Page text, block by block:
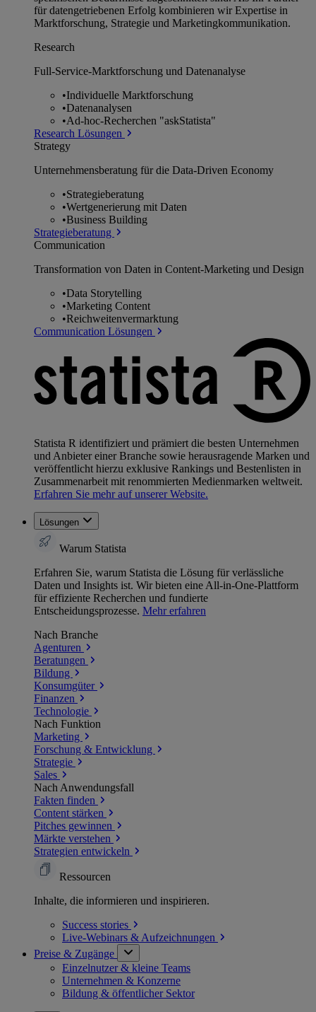
für datengetriebenen Erfolg kombinieren wir Expertise in
Marktforschung, Strategie und Marketingkommunikation.
Research
Full-Service-Marktforschung und Datenanalyse
•Individuelle Marktforschung
•Datenanalysen
•Ad-hoc-Recherchen "askStatista"
Research Lösungen
Strategy
Unternehmens­beratung für die Data-Driven Economy
•Strategieberatung
•Wertgenerierung mit Daten
•Business Building
Strategieberatung
Communication
Transformation von Daten in Content-Marketing und Design
•Data Storytelling
•Marketing Content
•Reichweitenvermarktung
Communication Lösungen
Statista R identifiziert und prämiert die besten Unternehmen
und Anbieter einer Branche sowie herausragende Marken und
veröffentlicht hierzu exklusive Rankings und Bestenlisten in
Zusammenarbeit mit renommierten Medienmarken weltweit.
Erfahren Sie mehr auf unserer Website.
Lösungen
Warum Statista
Erfahren Sie, warum Statista die Lösung für verlässliche
Daten und Insights ist. Wir bieten eine All-in-One-Plattform
für effiziente Recherchen und fundierte
Entscheidungsprozesse. Mehr erfahren
Nach Branche
Agenturen
Beratungen
Bildung
Konsumgüter
Finanzen
Technologie
Nach Funktion
Marketing
Forschung & Entwicklung
Strategie
Sales
Nach Anwendungsfall
Fakten finden
Content stärken
Pitches gewinnen
Märkte verstehen
Strategien entwickeln
Ressourcen
Inhalte, die informieren und inspirieren.
Success stories
Live-Webinars & Aufzeichnungen
Preise & Zugänge
Einzelnutzer & kleine Teams
Unternehmen & Konzerne
Bildung & öffentlicher Sektor